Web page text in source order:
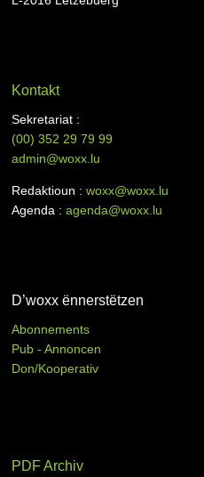
Kontakt
Sekretariat :
(00)352 29 79 99
admin@woxx.lu
Redaktioun :woxx@woxx.lu
Agenda :agenda@woxx.lu
D’woxx ënnerstëtzen
Abonnements
Pub - Annoncen
Don/Kooperativ
PDF Archiv